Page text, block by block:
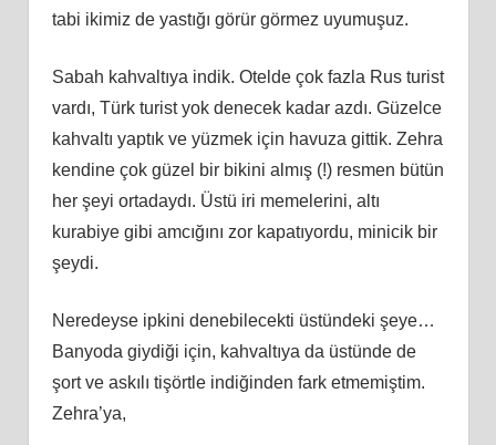
tabi ikimiz de yastığı görür görmez uyumuşuz.
Sabah kahvaltıya indik. Otelde çok fazla Rus turist
vardı, Türk turist yok denecek kadar azdı. Güzelce
kahvaltı yaptık ve yüzmek için havuza gittik. Zehra
kendine çok güzel bir bikini almış (!) resmen bütün
her şeyi ortadaydı. Üstü iri memelerini, altı
kurabiye gibi amcığını zor kapatıyordu, minicik bir
şeydi.
Neredeyse ipkini denebilecekti üstündeki şeye…
Banyoda giydiği için, kahvaltıya da üstünde de
şort ve askılı tişörtle indiğinden fark etmemiştim.
Zehra’ya,